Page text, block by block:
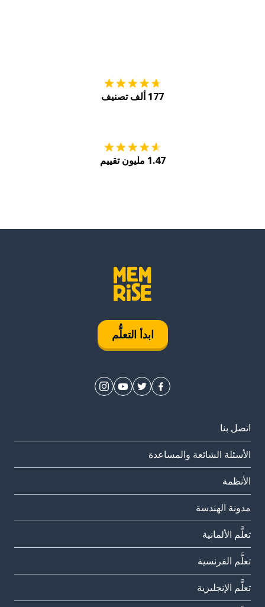
177 ألف تصنيف
1.47 مليون تقييم
ابدأ التعلُّم
اتصل بنا
الأسئلة الشائعة والمساعدة
الأنظمة
مدونة الهندسة
تعلَّم الألمانية
تعلَّم الفرنسية
تعلَّم الإنجليزية